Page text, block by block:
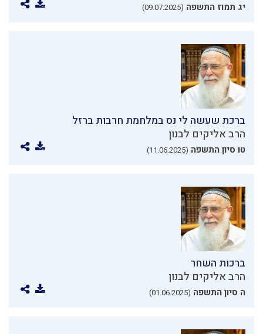
יג תמוז התשפה (09.07.2025)
ברכת שעשה לי נס במלחמת חרבות ברזל
הרב אליקים לבנון
טו סיון התשפה (11.06.2025)
ברכות השחר
הרב אליקים לבנון
ה סיון התשפה (01.06.2025)